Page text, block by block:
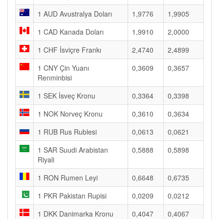
1 AUD Avustralya Doları
1,9776
1,9905
1 CAD Kanada Doları
1,9910
2,0000
1 CHF İsviçre Frankı
2,4740
2,4899
1 CNY Çin Yuanı
Renminbisi
0,3609 0,3657
1 SEK İsveç Kronu 0,3364
0,3398
1 NOK Norveç Kronu
0,3610
0,3634
1 RUB Rus Rublesi
0,0613
0,0621
1 SAR Suudi Arabistan
Riyali
0,5888 0,5898
1 RON Rumen Leyi 0,6648
0,6735
1 PKR Pakistan Rupisi
0,0209
0,0212
1 DKK Danimarka Kronu
0,4047
0,4067